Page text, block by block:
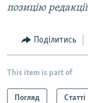
позицію редакції
Поділитись
This item is part of
Погляд Статті